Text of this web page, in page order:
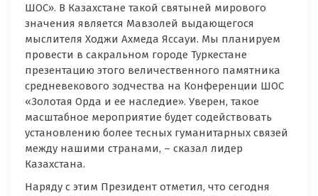
ШОС». В Казахстане такой святыней мирового
значения является Мавзолей выдающегося
мыслителя Ходжи Ахмеда Яссауи. Мы планируем
провести в сакральном городе Туркестане
презентацию этого величественного памятника
средневекового зодчества на Конференции ШОС
«Золотая Орда и ее наследие». Уверен, такое
масштабное мероприятие будет содействовать
установлению более тесных гуманитарных связей
между нашими странами, – сказал лидер
Казахстана.
Наряду с этим Президент отметил, что сегодня